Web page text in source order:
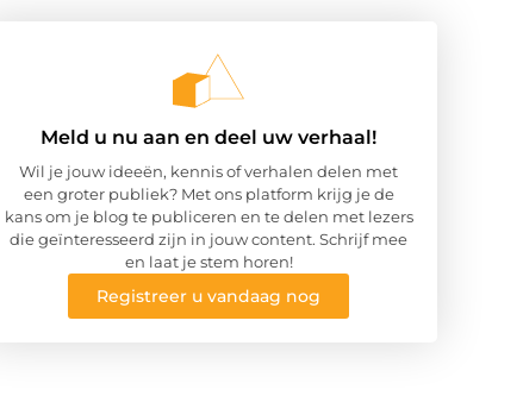
Meld u nu aan en deel uw verhaal!
Wil je jouw ideeën, kennis of verhalen delen met
een groter publiek? Met ons platform krijg je de
kans om je blog te publiceren en te delen met lezers
die geïnteresseerd zijn in jouw content. Schrijf mee
en laat je stem horen!
Registreer u vandaag nog